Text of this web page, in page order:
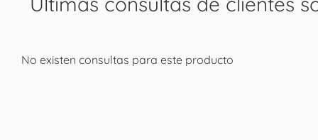
No existen consultas para este producto